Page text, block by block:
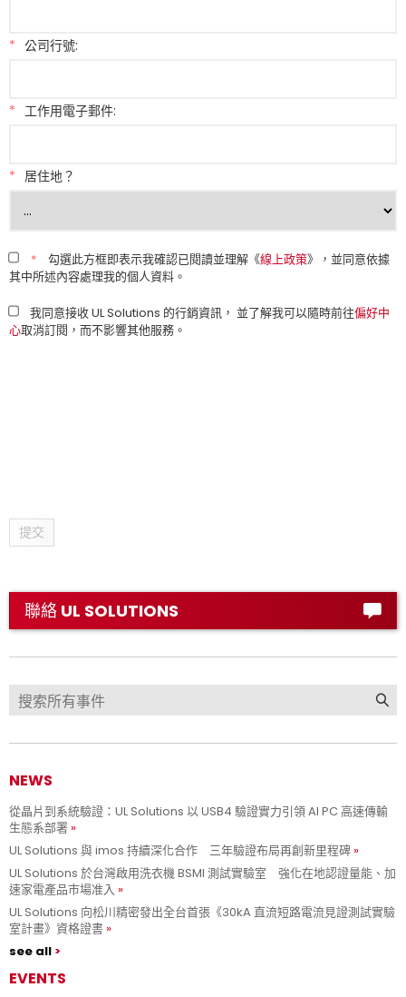
* 公司行號:
* 工作用電子郵件:
* 居住地？
* 勾選此方框即表示我確認已閱讀並理解《線上政策》，並同意依據
其中所述內容處理我的個人資料。
我同意接收 UL Solutions 的行銷資訊， 並了解我可以隨時前往偏好中
心取消訂閱，而不影響其他服務。
提交
聯絡 UL SOLUTIONS
NEWS
從晶片到系統驗證：UL Solutions 以 USB4 驗證實力引領 AI PC 高速傳輸
生態系部署
UL Solutions 與 imos 持續深化合作 三年驗證布局再創新里程碑
UL Solutions 於台灣啟用洗衣機 BSMI 測試實驗室 強化在地認證量能、加
速家電產品市場准入
UL Solutions 向松川精密發出全台首張《30kA 直流短路電流見證測試實驗
室計畫》資格證書
see all
EVENTS